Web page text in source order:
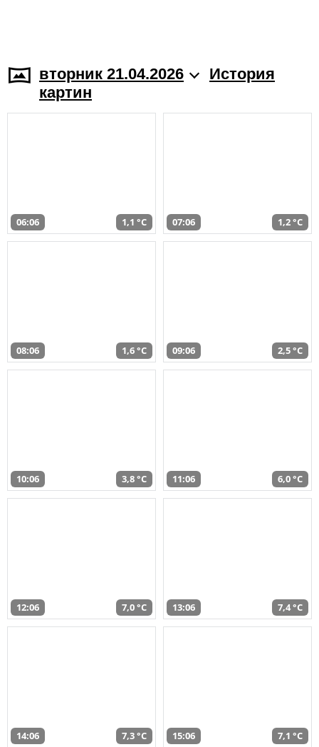
вторник 21.04.2026
История
картин
06:06 1,1 °C 07:06 1,2 °C
08:06 1,6 °C 09:06 2,5 °C
10:06 3,8 °C 11:06 6,0 °C
12:06 7,0 °C 13:06 7,4 °C
14:06 7,3 °C 15:06 7,1 °C